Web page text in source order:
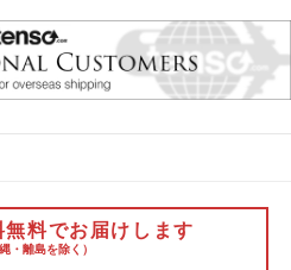
無料でお届けします
・離島を除く）